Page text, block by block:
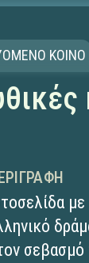
ΚΟΙΝΟ
σεβασμό